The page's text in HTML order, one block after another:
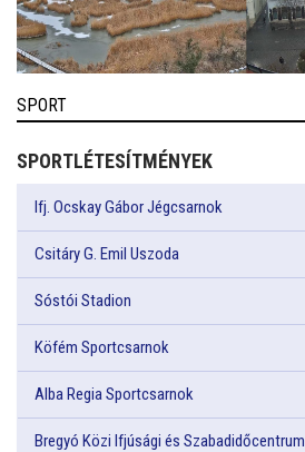
SPORT
SPORTLÉTESÍTMÉNYEK
Ifj. Ocskay Gábor Jégcsarnok
Csitáry G. Emil Uszoda
Sóstói Stadion
Köfém Sportcsarnok
Alba Regia Sportcsarnok
Bregyó Közi Ifjúsági és Szabadidőcentrum